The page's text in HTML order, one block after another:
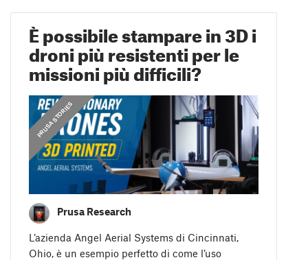
È possibile stampare in 3D i
droni più resistenti per le
missioni più difficili?
PRUSA STORIES
,
PRUSA STORIES
Prusa Research
L’azienda Angel Aerial Systems di Cincinnati,
Ohio, è un esempio perfetto di come l’uso